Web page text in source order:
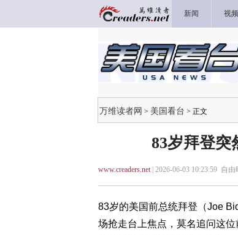
新闻 视频
万维读者网 > 美国看台 > 正文
83岁拜登
www.creaders.net| 2026-06-03 10:23:59 自由
83岁的美国前总统拜登（Joe
场抢走台上焦点，莫名追问这